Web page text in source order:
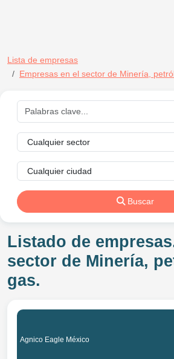
Lista de empresas
Empresas en el sector de Minería,
Buscar
Listado de
sector de Minería,
gas.
Agnico Eagle México